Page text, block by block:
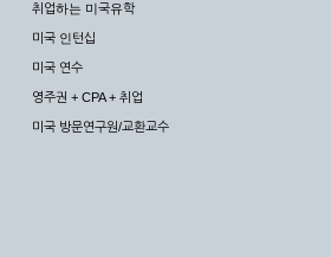
취업하는 미국유학
미국 인턴십
미국 연수
영주권 + CPA + 취업
미국 방문연구원/교환교수